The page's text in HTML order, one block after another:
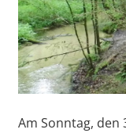
Am Sonntag, den